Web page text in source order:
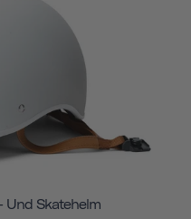
Und Skatehelm